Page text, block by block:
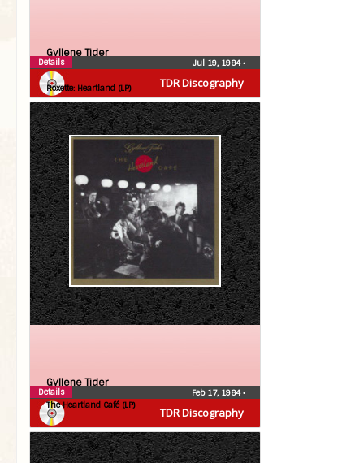
TDR Discography
Gyllene Tider
Roxette
Roxette: Heartland (LP)
Jul 19, 1984•
Details
TDR Discography
Gyllene Tider
The Heartland Café (LP)
Feb 17, 1984•
Details